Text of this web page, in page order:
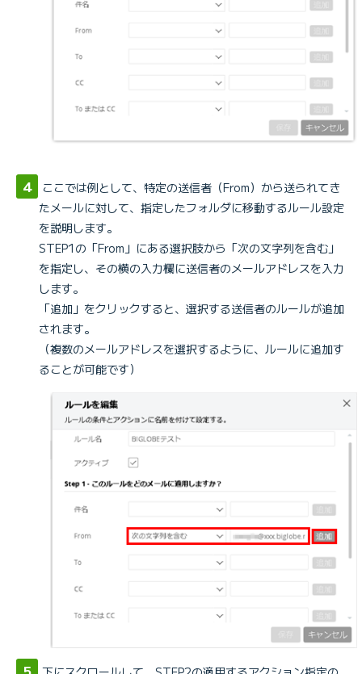
ここでは例として、特定の送信者（From）から送られてき
たメールに対して、指定したフォルダに移動するルール設定
を説明します。
STEP1の「From」にある選択肢から「次の文字列を含む」
を指定し、その横の入力欄に送信者のメールアドレスを入力
します。
「追加」をクリックすると、選択する送信者のルールが追加
されます。
（複数のメールアドレスを選択するように、ルールに追加す
ることが可能です）